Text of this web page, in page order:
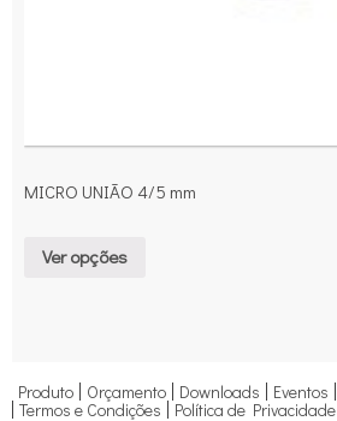
MICRO UNIÃO 4/5 mm
Ver opções
Produto Orçamento Downloads Eventos
Termos e Condições Política de Privacidade